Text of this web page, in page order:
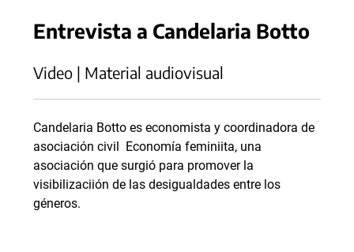
Entrevista a Candelaria Botto
Video | Material audiovisual
Candelaria Botto es economista y coordinadora de
asociación civil Economía feminiita, una
asociación que surgió para promover la
visibilizaciión de las desigualdades entre los
géneros.